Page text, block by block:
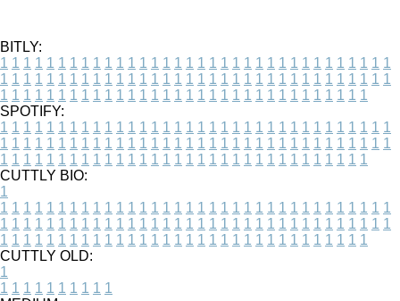
BITLY:
1 1 1 1 1 1 1 1 1 1 1 1 1 1 1 1 1 1 1 1 1 1 1 1 1 1 1 1 1 1 1 1 1 1
1 1 1 1 1 1 1 1 1 1 1 1 1 1 1 1 1 1 1 1 1 1 1 1 1 1 1 1 1 1 1 1 1 1
1 1 1 1 1 1 1 1 1 1 1 1 1 1 1 1 1 1 1 1 1 1 1 1 1 1 1 1 1 1 1 1
SPOTIFY:
1 1 1 1 1 1 1 1 1 1 1 1 1 1 1 1 1 1 1 1 1 1 1 1 1 1 1 1 1 1 1 1 1 1
1 1 1 1 1 1 1 1 1 1 1 1 1 1 1 1 1 1 1 1 1 1 1 1 1 1 1 1 1 1 1 1 1 1
1 1 1 1 1 1 1 1 1 1 1 1 1 1 1 1 1 1 1 1 1 1 1 1 1 1 1 1 1 1 1 1
CUTTLY BIO:
1
1 1 1 1 1 1 1 1 1 1 1 1 1 1 1 1 1 1 1 1 1 1 1 1 1 1 1 1 1 1 1 1 1 1
1 1 1 1 1 1 1 1 1 1 1 1 1 1 1 1 1 1 1 1 1 1 1 1 1 1 1 1 1 1 1 1 1 1
1 1 1 1 1 1 1 1 1 1 1 1 1 1 1 1 1 1 1 1 1 1 1 1 1 1 1 1 1 1 1 1
CUTTLY OLD:
1
1 1 1 1 1 1 1 1 1 1